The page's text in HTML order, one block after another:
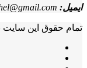
ایمیل:
تمام حقوق این سایت